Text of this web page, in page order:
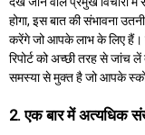
होगा, इस बात की संभावना
करेंगे जो आपके लाभ के लिए
रिपोर्ट को अच्छी तरह से जांच
समस्या से मुक्त है जो आपके
2. एक बार में अत्यधिक